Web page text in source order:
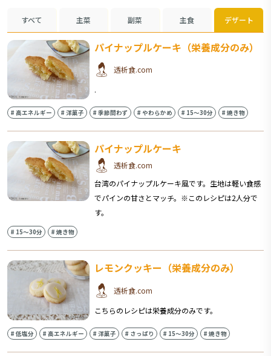
すべて 主菜 副菜 主食 デザート
パイナップルケーキ（栄養成分のみ）
透析食.com
.
#高エネルギー #洋菓子 #季節問わず #やわらかめ # 15〜30分 #焼き物
パイナップルケーキ
透析食.com
台湾のパイナップルケーキ風です。生地は軽い食感
でパインの甘さとマッチ。※このレシピは2人分で
す。
# 15〜30分 #焼き物
レモンクッキー（栄養成分のみ）
透析食.com
こちらのレシピは栄養成分のみです。
#低塩分 #高エネルギー #洋菓子 # さっぱり # 15〜30分 #焼き物